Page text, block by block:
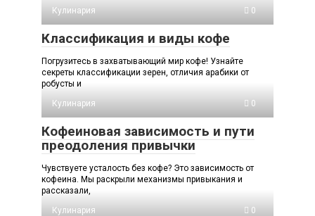
Кулинария
0
Классификация и виды кофе
Погрузитесь в захватывающий мир кофе! Узнайте
секреты классификации зерен, отличия арабики от
робусты и
Кулинария
0
Кофеиновая зависимость и пути
преодоления привычки
Чувствуете усталость без кофе? Это зависимость от
кофеина. Мы раскрыли механизмы привыкания и
рассказали,
Кулинария
0